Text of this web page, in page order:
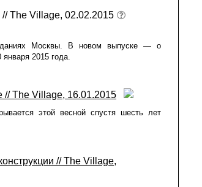
The Village, 02.02.2015
Москвы. В новом выпуске — о
2015 года.
The Village, 16.01.2015
этой весной спустя шесть лет
// The Village,